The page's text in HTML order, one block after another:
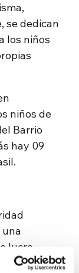
se dedican
los niños
niños de
Barrio
hay 09
una
lucro,
en la